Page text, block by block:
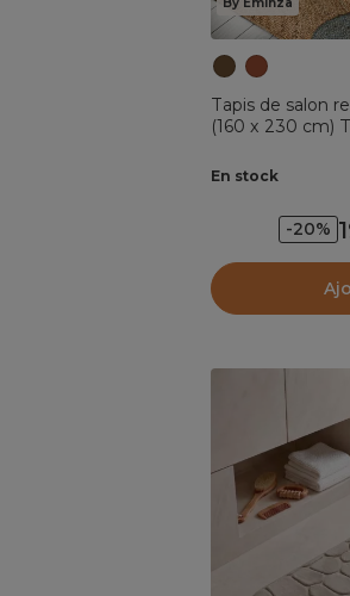
Tapis de salon
(160 x 230 cm)
En stock
-20%